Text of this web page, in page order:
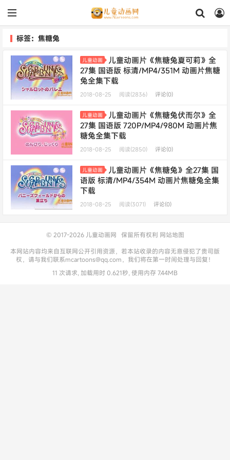
标签：焦糖兔
儿童动画
儿童动画片《焦糖兔夏可莉》全
27集 国语版 标清/MP4/351M 动画片焦糖
兔全集下载
2018-08-25 阅读(2836) 评论(0)
儿童动画
儿童动画片《焦糖兔伏而尔》全
27集 国语版 720P/MP4/980M 动画片焦
糖兔全集下载
2018-08-25 阅读(2850) 评论(0)
儿童动画
儿童动画片《焦糖兔》全27集 国
语版 标清/MP4/354M 动画片焦糖兔全集
下载
2018-08-25 阅读(3071) 评论(0)
© 2017-2026 儿童动画网 保留所有权利 网站地图
本网站内容均来自互联网公开引用资源，若本站收录的内容无意侵犯了贵司版
权，请与我们联系mcartoons@qq.com，我们将在第一时间处理与回复！
11 次请求, 加载用时 0.621秒, 使用内存 7.44MB